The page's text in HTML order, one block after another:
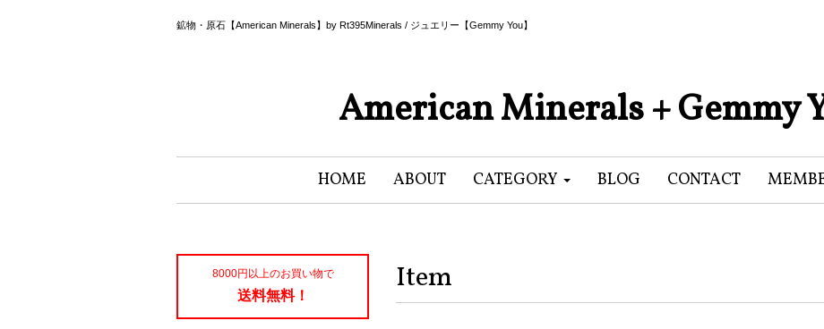
鉱物・原石【American Minerals】by Rt395Minerals / ジュエリー【Gemmy You】
American Minerals + Gemmy
HOME ABOUT CATEGORY BLOG CONTACT
Item
8000円以上のお買い物で
送料無料！